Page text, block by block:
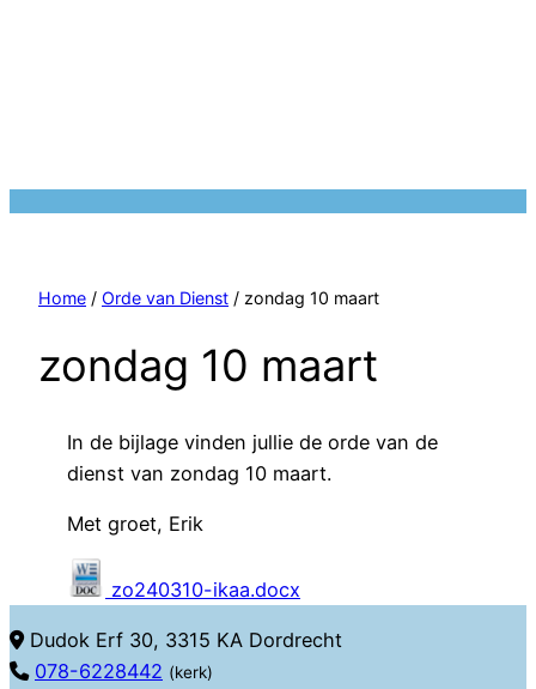
Home / Orde van Dienst / zondag 10 maart
zondag 10 maart
In de bijlage vinden jullie de orde van de
dienst van zondag 10 maart.
Met groet, Erik
zo240310-ikaa.docx
Dudok Erf 30, 3315 KA Dordrecht
078-6228442 (kerk)